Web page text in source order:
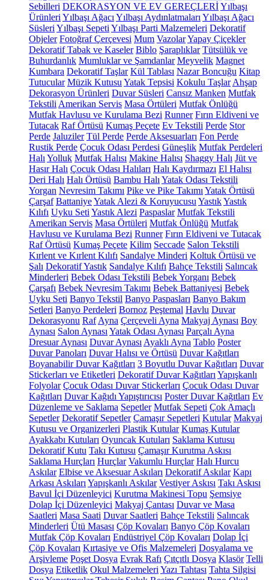
Sebilleri DEKORASYON VE EV GEREÇLERİYılbaşı
Ürünleri Yılbaşı Ağacı Yılbaşı Aydınlatmaları Yılbaşı Ağacı
Süsleri Yılbaşı Sepeti Yılbaşı Parti Malzemeleri Dekoratif
Objeler Fotoğraf Çerçevesi Mum VazolarYapay Çiçekler
Dekoratif Tabak ve Kaseler Biblo Şaraplıklar Tütsülük ve
Buhurdanlık Mumluklar ve Şamdanlar Meyvelik Magnet
Kumbara Dekoratif Taşlar Kül Tablası Nazar Boncuğu Kitap
Tutucular Müzik Kutusu Yatak Tepsisi Kokulu Taşlar Ahşap
Dekorasyon Ürünleri Duvar Süsleri Cansız Manken Mutfak
Tekstili Amerikan Servis Masa Örtüleri Mutfak Önlüğü
Mutfak Havlusu ve Kurulama Bezi Runner Fırın Eldiveni ve
Tutacak Raf Örtüsü Kumaş Peçete Ev Tekstili Perde Stor
Perde Jaluziler Tül Perde Perde Aksesuarları Fon Perde
Rustik Perde Çocuk Odası Perdesi Güneşlik Mutfak Perdeleri
Halı Yolluk Mutfak Halısı Makine Halısı Shaggy Halı Jüt ve
Hasır Halı Çocuk Odası Halıları Halı Kaydırmazı El Halısı
Deri Halı Halı Örtüsü Bambu Halı Yatak Odası Tekstili
Yorgan Nevresim Takımı Pike ve Pike Takımı Yatak Örtüsü
Çarşaf BattaniyeYatak Alezi & Koruyucusu YastıkYastık
Kılıfı Uyku Seti Yastık Alezi Paspaslar Mutfak Tekstili
Amerikan Servis Masa Örtüleri Mutfak Önlüğü Mutfak
Havlusu ve Kurulama Bezi Runner Fırın Eldiveni ve Tutacak
Raf Örtüsü Kumaş Peçete Kilim Seccade Salon Tekstili
Kırlent ve Kırlent Kılıfı Sandalye Minderi Koltuk Örtüsü ve
Şalı Dekoratif Yastık Sandalye Kılıfı Bahçe Tekstili Salıncak
Minderleri Bebek Odası Tekstili Bebek Yorganı Bebek
Çarşafı Bebek Nevresim Takımı Bebek Battaniyesi Bebek
Uyku Seti Banyo Tekstil Banyo Paspasları Banyo Bakım
Setleri Banyo Perdeleri Bornoz Peştemal Havlu Duvar
Dekorasyonu Raf Ayna Çerçeveli Ayna Makyaj Aynası Boy
Aynası Salon Aynası Yatak Odası Aynası Parçalı Ayna
Dresuar Aynası Duvar Aynası Ayaklı Ayna Tablo Poster
Duvar Panoları Duvar Halısı ve Örtüsü Duvar Kağıtları
Boyanabilir Duvar Kağıtları 3 Boyutlu Duvar Kağıtları Duvar
Stickerları ve Etiketleri Dekoratif Duvar Kağıtları Yapışkanlı
Folyolar Çocuk Odası Duvar Stickerları Çocuk Odası Duvar
Kağıtları Duvar Kağıdı Yapıştırıcısı Poster Duvar Kağıtları Ev
Düzenleme ve Saklama Sepetler Mutfak Sepeti Çok Amaçlı
Sepetler Dekoratif Sepetler Çamaşır Sepetleri Kutular Makyaj
Kutusu ve Organizerleri Plastik Kutular Kumaş Kutular
Ayakkabı Kutuları Oyuncak Kutuları Saklama Kutusu
Dekoratif Kutu Takı Kutusu Çamaşır Kurutma Askısı
Saklama Hurçları Hurçlar Vakumlu Hurçlar Halı Hurcu
Askılar Elbise ve Aksesuar Askıları Dekoratif Askılar Kapı
Arkası Askıları Yapışkanlı Askılar Vestiyer Askısı Takı Askısı
Bavul İçi Düzenleyici Kurutma Makinesi Topu Şemsiye
Dolap İçi Düzenleyici Makyaj Çantası Duvar ve Masa
Saatleri Masa Saati Duvar Saatleri Bahçe Tekstili Salıncak
Minderleri Ütü Masası Çöp Kovaları Banyo Çöp Kovaları
Mutfak Çöp Kovaları Endüstriyel Çöp Kovaları Dolap İçi
Çöp Kovaları Kırtasiye ve Ofis Malzemeleri Dosyalama ve
Arşivleme Poşet Dosya Evrak Rafı Çıtçıtlı Dosya Klasör Telli
Dosya Etiketlik Okul Malzemeleri Yazı Tahtası Tahta Silgisi